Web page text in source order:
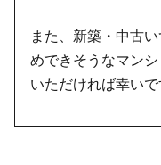
また、新築・中古
めできそうなマン
いただければ幸いで